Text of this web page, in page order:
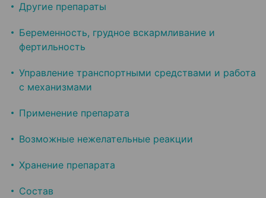
Другие препараты
Беременность, грудное вскармливание и
фертильность
Управление транспортными средствами и работа
с механизмами
Применение препарата
Возможные нежелательные реакции
Хранение препарата
Состав